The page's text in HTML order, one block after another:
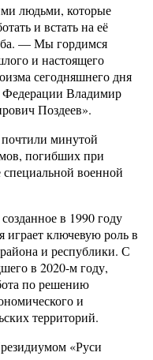
людьми, которые
и встать на её
— Мы гордимся
и настоящего
сегодняшнего дня
Федерации Владимир
Поздеев».
минутой
погибших при
военной
в 1990 году
играет ключевую роль в
и республики. С
в 2020-м году,
по решению
и
территорий.
«Руси